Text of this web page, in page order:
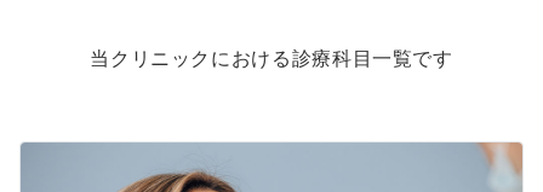
当クリニックにおける診療科目一覧です